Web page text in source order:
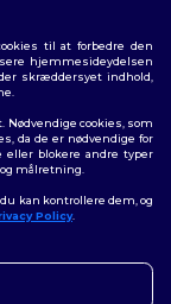
|Politik for
til at forbedre den
hjemmesideydelsen
skræddersyet indhold,
cookies, som
da de er nødvendige for
blokere andre typer
målretning.
kan kontrollere dem, og
Policy.
du kontakte